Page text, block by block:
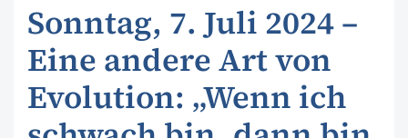
Sonntag, 7. Juli 2024 –
Eine andere Art von
Evolution: „Wenn ich